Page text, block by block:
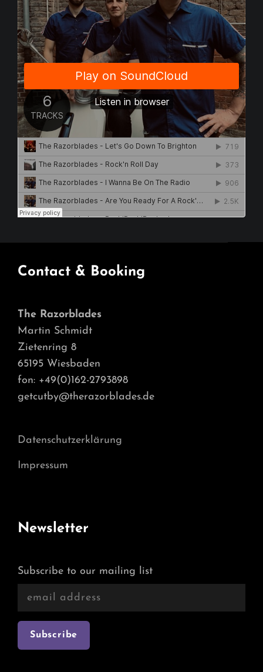
Contact & Booking
The Razorblades
Martin Schmidt
Zietenring 8
65195 Wiesbaden
fon: +49(0)162-2793898
getcutby@therazorblades.de
Datenschutzerklärung
Impressum
Newsletter
Subscribe to our mailing list